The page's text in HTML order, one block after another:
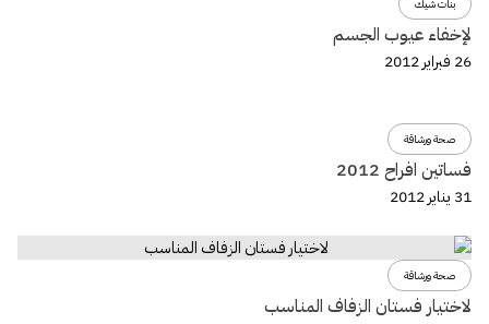
بنات شيك
لإخفاء عيوب الجسم
26 فبراير 2012
صحة ورشاقة
فساتين افراح 2012
31 يناير 2012
صحة ورشاقة
لاختيار فستان الزفاف المناسب